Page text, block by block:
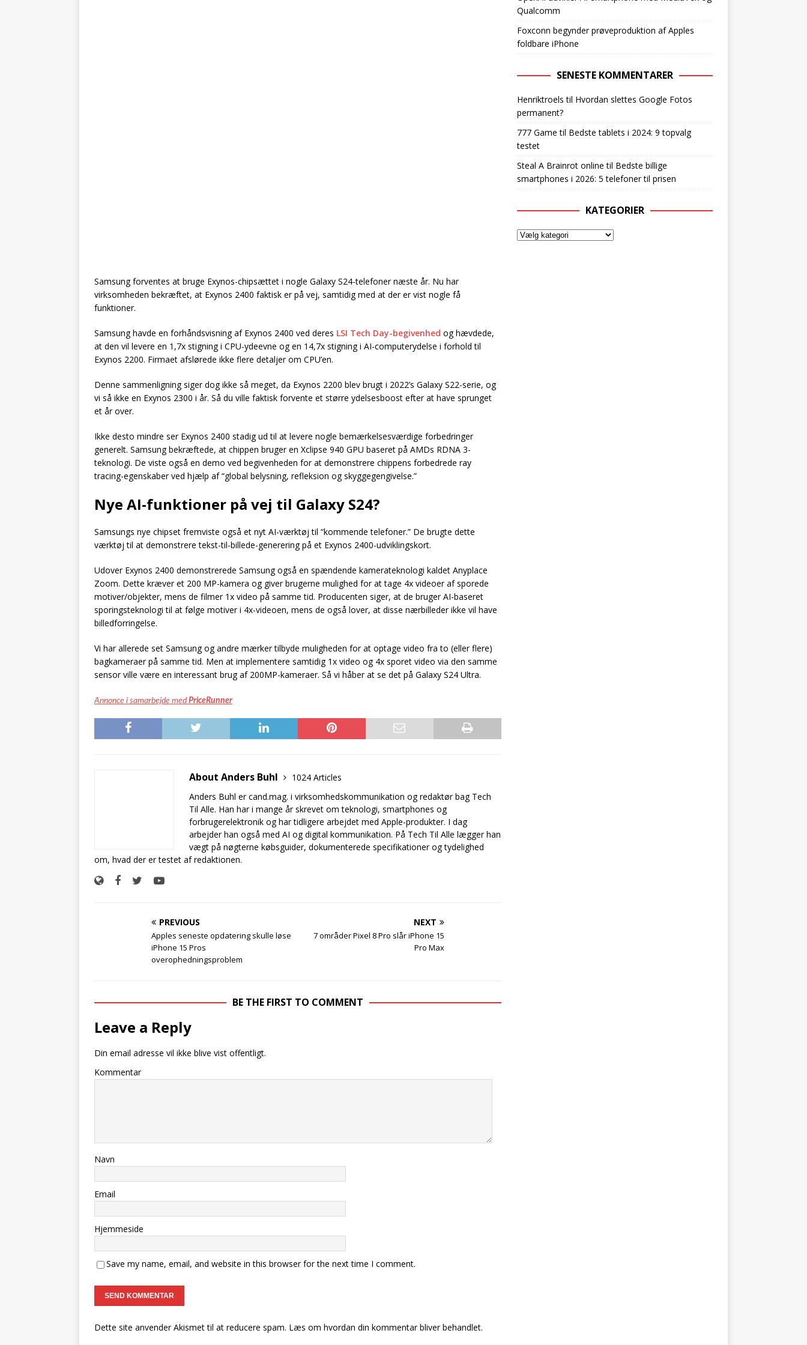
Samsung forventes at bruge Exynos-chipsættet i nogle Galaxy S24-telefoner næste år. Nu har
virksomheden bekræftet, at Exynos 2400 faktisk er på vej, samtidig med at der er vist nogle få
funktioner.
Samsung havde en forhåndsvisning af Exynos 2400 ved deres LSI Tech Day-begivenhed og hævdede,
at den vil levere en 1,7x stigning i CPU-ydeevne og en 14,7x stigning i AI-computerydelse i forhold til
Exynos 2200. Firmaet afslørede ikke flere detaljer om CPU’en.
Denne sammenligning siger dog ikke så meget, da Exynos 2200 blev brugt i 2022’s Galaxy S22-serie, og
vi så ikke en Exynos 2300 i år. Så du ville faktisk forvente et større ydelsesboost efter at have sprunget
et år over.
Ikke desto mindre ser Exynos 2400 stadig ud til at levere nogle bemærkelsesværdige forbedringer
generelt. Samsung bekræftede, at chippen bruger en Xclipse 940 GPU baseret på AMDs RDNA 3-
teknologi. De viste også en demo ved begivenheden for at demonstrere chippens forbedrede ray
tracing-egenskaber ved hjælp af “global belysning, refleksion og skyggegengivelse.”
Nye AI-funktioner på vej til Galaxy S24?
Samsungs nye chipset fremviste også et nyt AI-værktøj til “kommende telefoner.” De brugte dette
værktøj til at demonstrere tekst-til-billede-generering på et Exynos 2400-udviklingskort.
Udover Exynos 2400 demonstrerede Samsung også en spændende kamerateknologi kaldet Anyplace
Zoom. Dette kræver et 200 MP-kamera og giver brugerne mulighed for at tage 4x videoer af sporede
motiver/objekter, mens de filmer 1x video på samme tid. Producenten siger, at de bruger AI-baseret
sporingsteknologi til at følge motiver i 4x-videoen, mens de også lover, at disse nærbilleder ikke vil have
billedforringelse.
Vi har allerede set Samsung og andre mærker tilbyde muligheden for at optage video fra to (eller flere)
bagkameraer på samme tid. Men at implementere samtidig 1x video og 4x sporet video via den samme
sensor ville være en interessant brug af 200MP-kameraer. Så vi håber at se det på Galaxy S24 Ultra.
Annonce i samarbejde med PriceRunner
About Anders Buhl
1024 Articles
Anders Buhl er cand.mag. i virksomhedskommunikation og redaktør bag Tech
Til Alle. Han har i mange år skrevet om teknologi, smartphones og
forbrugerelektronik og har tidligere arbejdet med Apple-produkter. I dag
arbejder han også med AI og digital kommunikation. På Tech Til Alle lægger han
vægt på nøgterne købsguider, dokumenterede specifikationer og tydelighed
om, hvad der er testet af redaktionen.
PREVIOUS
Apples seneste opdatering skulle løse
iPhone 15 Pros
overophedningsproblem
NEXT
7 områder Pixel 8 Pro slår iPhone 15
Pro Max
BE THE FIRST TO COMMENT
Leave a Reply
Din email adresse vil ikke blive vist offentligt.
Kommentar
Navn
Email
Hjemmeside
Save my name, email, and website in this browser for the next time I comment.
Dette site anvender Akismet til at reducere spam. Læs om hvordan din kommentar bliver behandlet.
Qualcomm
Foxconn begynder prøveproduktion af Apples
foldbare iPhone
SENESTE KOMMENTARER
Henriktroels til Hvordan slettes Google Fotos
permanent?
777 Game til Bedste tablets i 2024: 9 topvalg
testet
Steal A Brainrot online til Bedste billige
smartphones i 2026: 5 telefoner til prisen
KATEGORIER